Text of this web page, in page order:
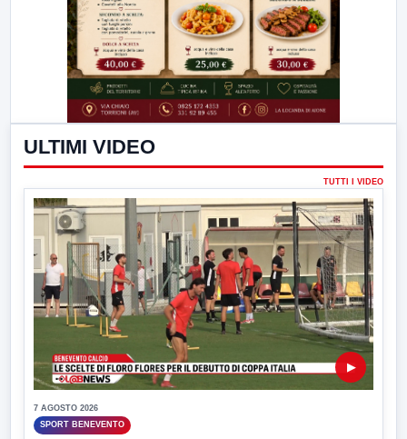
ULTIMI VIDEO
TUTTI I VIDEO
▶
7 AGOSTO 2026
SPORT BENEVENTO